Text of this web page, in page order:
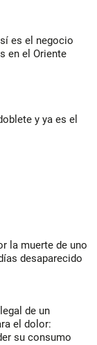
es el negocio
en el Oriente
y ya es el
la muerte de uno
desaparecido
de un
el dolor:
su consumo